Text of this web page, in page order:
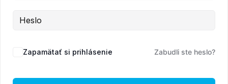
Zapamätať si prihlásenie Zabudli ste heslo?